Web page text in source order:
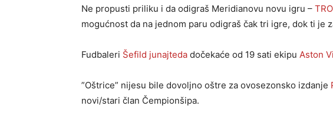
Ne propusti priliku i da odigraš Meridianovu novu igru –
mogućnost da na jednom paru odigraš čak tri igre, dok ti je
Fudbaleri Šefild junajteda dočekaće od 19 sati ekipu Aston
”Oštrice” nijesu bile dovoljno oštre za ovosezonsko izdanje
novi/stari član Čempionšipa.